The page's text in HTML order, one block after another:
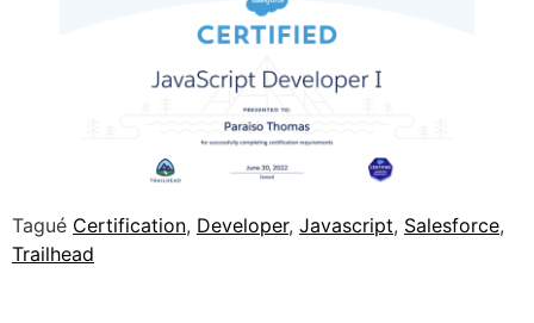
Tagué Certification, Developer, Javascript, Salesforce,
Trailhead